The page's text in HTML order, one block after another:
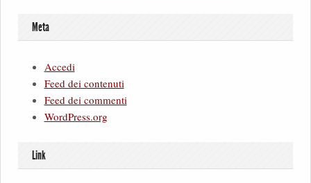
Meta
Accedi
Feed dei contenuti
Feed dei commenti
WordPress.org
Link